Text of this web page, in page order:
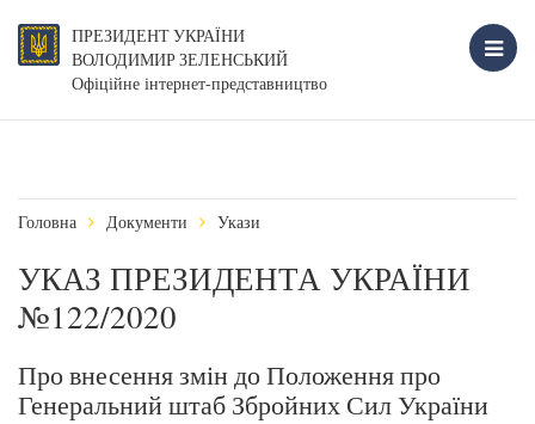
ПРЕЗИДЕНТ УКРАЇНИ
ВОЛОДИМИР ЗЕЛЕНСЬКИЙ
Офіційне інтернет-представництво
Головна Документи Укази
УКАЗ ПРЕЗИДЕНТА УКРАЇНИ
№122/2020
Про внесення змін до Положення про
Генеральний штаб Збройних Сил України